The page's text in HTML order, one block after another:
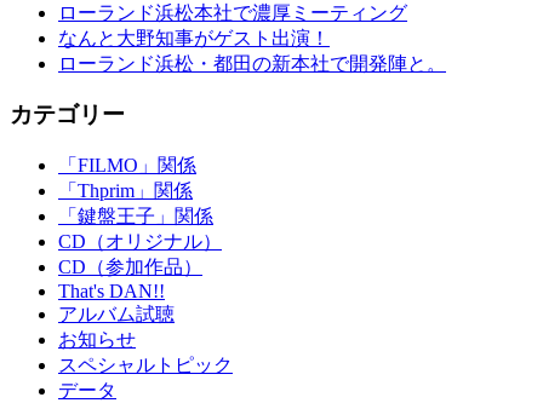
ローランド浜松本社で濃厚ミーティング
なんと大野知事がゲスト出演！
ローランド浜松・都田の新本社で開発陣と。
カテゴリー
「FILMO」関係
「Thprim」関係
「鍵盤王子」関係
CD（オリジナル）
CD（参加作品）
That's DAN!!
アルバム試聴
お知らせ
スペシャルトピック
データ